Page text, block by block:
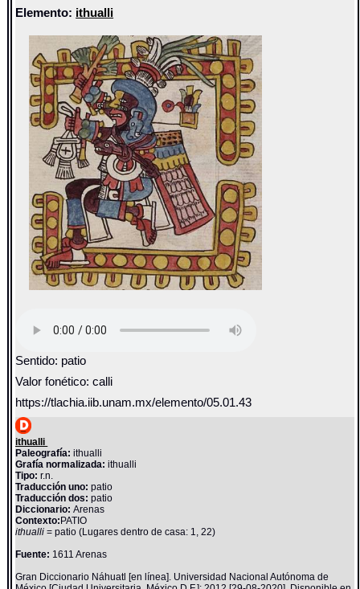
Elemento: ithualli
Sentido: patio
Valor fonético: calli
https://tlachia.iib.unam.mx/elemento/05.01.43
ithualli
Paleografía: ithualli
Grafía normalizada: ithualli
Tipo: r.n.
Traducción uno: patio
Traducción dos: patio
Diccionario:Arenas
Contexto:PATIO
ithualli= patio (Lugares dentro de casa: 1, 22)
Fuente: 1611 Arenas
Gran Diccionario Náhuatl [en línea]. Universidad Nacional Autónoma de